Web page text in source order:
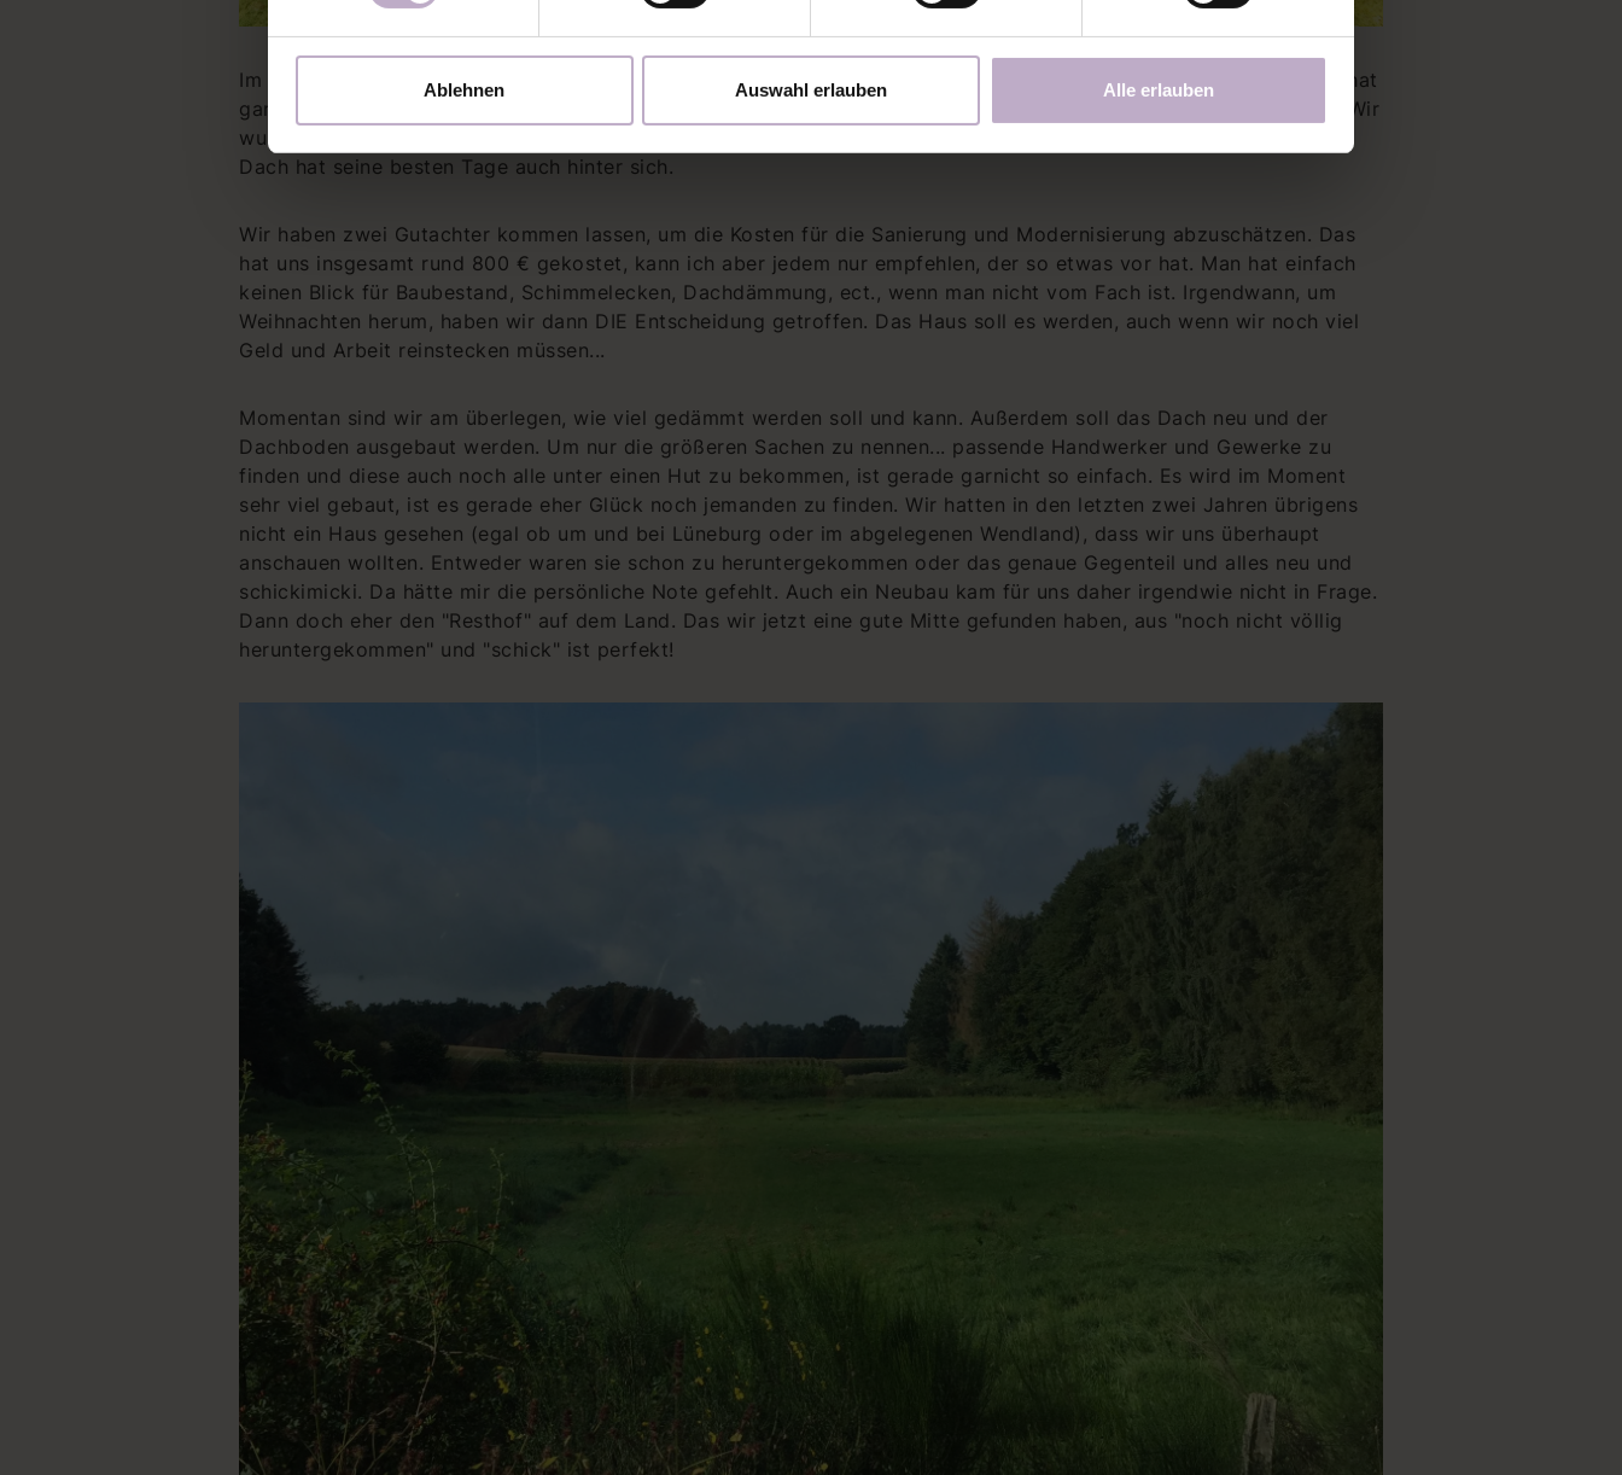
Ablehnen Auswahl erlauben Alle erlauben
Im August letzten Jahres hatten wir es uns zum ersten Mal angeschaut und uns sofort in den Garten verliebt! Der hat
ganz viel alten Baumbestand und ist einfach so richtig schön groß! Aber beim Haus waren wir nicht sofort sicher. Wir
wussten, hier müsste noch einiges gemacht werden. Der Energieausweis ist eher im dunkelroten Bereich und das
Dach hat seine besten Tage auch hinter sich.
Wir haben zwei Gutachter kommen lassen, um die Kosten für die Sanierung und Modernisierung abzuschätzen. Das
hat uns insgesamt rund 800 € gekostet, kann ich aber jedem nur empfehlen, der so etwas vor hat. Man hat einfach
keinen Blick für Baubestand, Schimmelecken, Dachdämmung, ect., wenn man nicht vom Fach ist. Irgendwann, um
Weihnachten herum, haben wir dann DIE Entscheidung getroffen. Das Haus soll es werden, auch wenn wir noch viel
Geld und Arbeit reinstecken müssen...
Momentan sind wir am überlegen, wie viel gedämmt werden soll und kann. Außerdem soll das Dach neu und der
Dachboden ausgebaut werden. Um nur die größeren Sachen zu nennen... passende Handwerker und Gewerke zu
finden und diese auch noch alle unter einen Hut zu bekommen, ist gerade garnicht so einfach. Es wird im Moment
sehr viel gebaut, ist es gerade eher Glück noch jemanden zu finden. Wir hatten in den letzten zwei Jahren übrigens
nicht ein Haus gesehen (egal ob um und bei Lüneburg oder im abgelegenen Wendland), dass wir uns überhaupt
anschauen wollten. Entweder waren sie schon zu heruntergekommen oder das genaue Gegenteil und alles neu und
schickimicki. Da hätte mir die persönliche Note gefehlt. Auch ein Neubau kam für uns daher irgendwie nicht in Frage.
Dann doch eher den "Resthof" auf dem Land. Das wir jetzt eine gute Mitte gefunden haben, aus "noch nicht völlig
heruntergekommen" und "schick" ist perfekt!